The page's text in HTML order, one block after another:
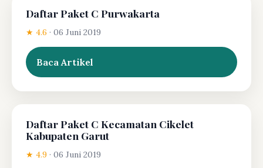
Daftar Paket C Purwakarta
★ 4.6 · 06 Juni 2019
Baca Artikel
Daftar Paket C Kecamatan Cikelet
Kabupaten Garut
★ 4.9 · 06 Juni 2019